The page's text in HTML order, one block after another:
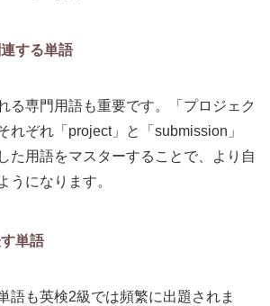
する単語
る専門用語も重要です。「プロジェク
れぞれ「project」と「submission」
た用語をマスターすることで、より自
うになります。
単語
語も英検2級では頻繁に出題されま